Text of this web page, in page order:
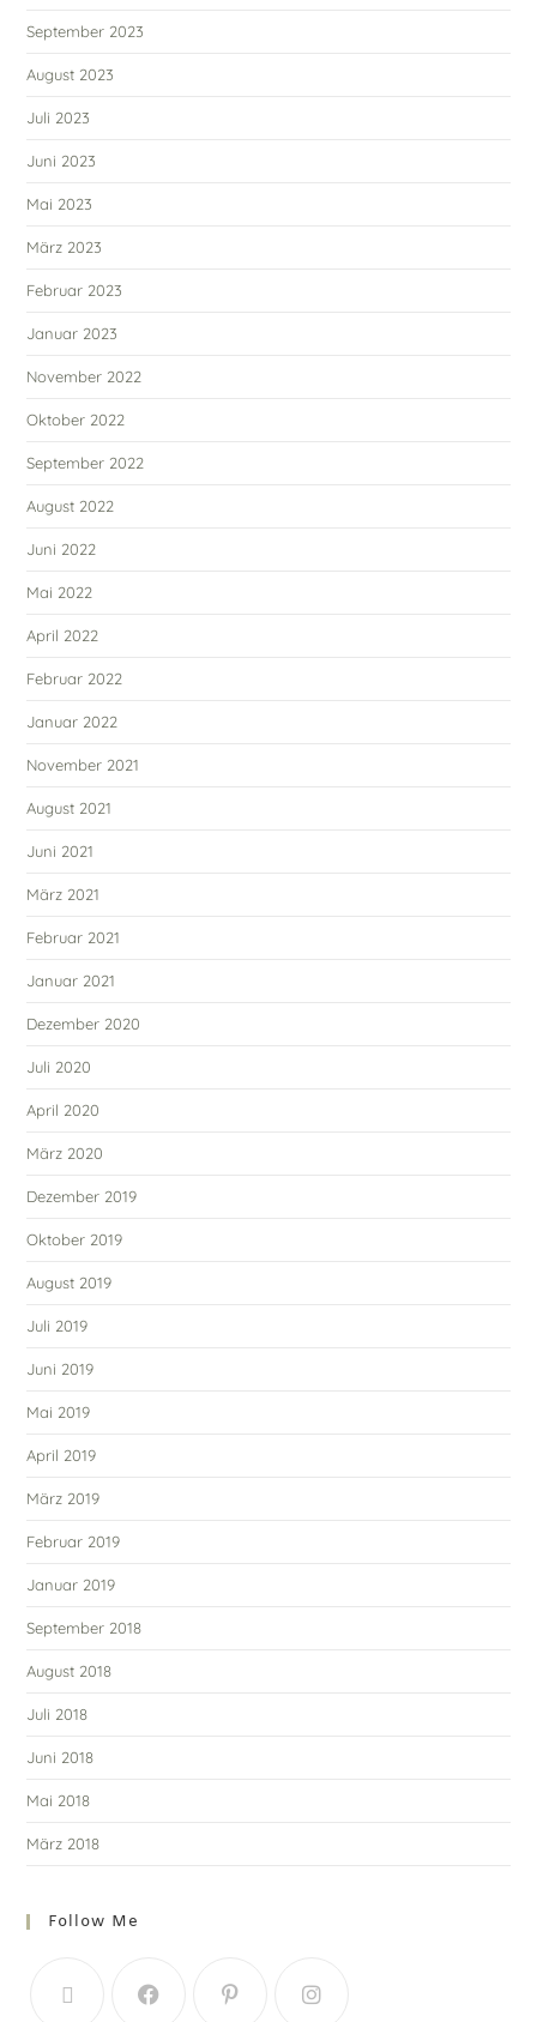
September 2023
August 2023
Juli 2023
Juni 2023
Mai 2023
März 2023
Februar 2023
Januar 2023
November 2022
Oktober 2022
September 2022
August 2022
Juni 2022
Mai 2022
April 2022
Februar 2022
Januar 2022
November 2021
August 2021
Juni 2021
März 2021
Februar 2021
Januar 2021
Dezember 2020
Juli 2020
April 2020
März 2020
Dezember 2019
Oktober 2019
August 2019
Juli 2019
Juni 2019
Mai 2019
April 2019
März 2019
Februar 2019
Januar 2019
September 2018
August 2018
Juli 2018
Juni 2018
Mai 2018
März 2018
Follow Me